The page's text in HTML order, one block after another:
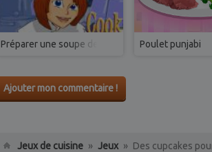
Préparer une soupe de lentille Poulet punjabi
Ajouter mon commentaire !
Jeux de cuisine » Jeux » Des cupcakes